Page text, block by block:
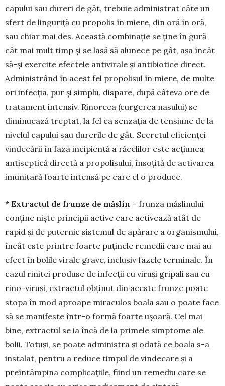
capului sau dureri de gât, tre­buie administrat câte un
sfert de linguriță cu pro­polis în miere, din oră în oră,
sau chiar mai des. Această combinație se ține în gură
cât mai mult timp și se lasă să alunece pe gât, așa încât
să-și exercite efectele antivirale și antibiotice direct.
Administrând în acest fel propolisul în miere, de multe
ori infecția, pur și simplu, dispare, după câ­te­va ore de
tratament intensiv. Rinoreea (curgerea nasului) se
diminuează treptat, la fel ca senzația de tensiune de la
nivelul capului sau durerile de gât. Secretul eficienței
vindecării în faza inci­pientă a răcelilor este acțiunea
antiseptică directă a pro­polisului, însoțită de activarea
imuni­tară foar­te intensă pe care el o produce.
* Extractul de frunze de măslin – frunza măslinului
conține niște principii active care acti­vează atât de
rapid și de puternic sistemul de apă­rare a organismului,
încât este printre foarte puți­nele remedii care mai au
efect în bolile virale gra­ve, inclusiv fazele terminale. În
cazul rinitei pro­duse de infecții cu viruși gripali sau cu
rino-viruși, extractul obținut din aceste frunze poate
stopa în mod aproape miraculos boala sau o poate face
să se manifeste într-o formă foarte ușoară. Cel mai
bine, extractul se ia încă de la primele simptome ale
bolii. Totuși, se poate administra și odată ce boala s-a
instalat, pentru a reduce timpul de vindecare și a
preîntâmpina complicațiile, fiind un remediu care se